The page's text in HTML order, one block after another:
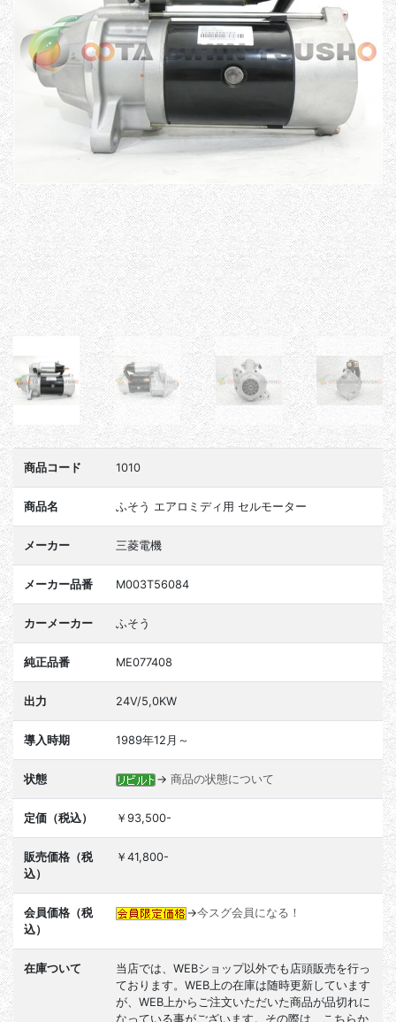
商品コード 1010
商品名 ふそう エアロミディ用 セルモーター
メーカー 三菱電機
メーカー品番 M003T56084
カーメーカー ふそう
純正品番 ME077408
出力 24V/5,0KW
導入時期 1989年12月～
状態 → 商品の状態について
定価（税込） ￥93,500-
販売価格（税
込）
￥41,800-
会員価格（税
込）
→今スグ会員になる！
在庫ついて
当店では、WEBショップ以外でも店頭販売を行っ
ております。WEB上の在庫は随時更新しています
が、WEB上からご注文いただいた商品が品切れに
なっている事がございます。その際は、こちらか